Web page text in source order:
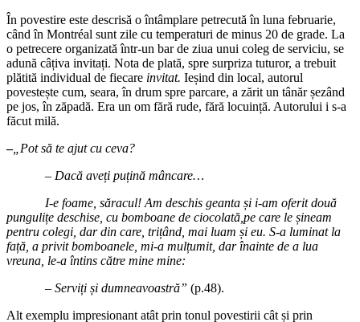
În povestire este descrisă o întâmplare petrecută în luna februarie,
când în Montréal sunt zile cu temperaturi de minus 20 de grade. La
o petrecere organizată într-un bar de ziua unui coleg de serviciu, se
adună câțiva invitați. Nota de plată, spre surpriza tuturor, a trebuit
plătită individual de fiecare invitat. Ieșind din local, autorul
povestește cum, seara, în drum spre parcare, a zărit un tânăr șezând
pe jos, în zăpadă. Era un om fără rude, fără locuință. Autorului i s-a
făcut milă.
–„Pot să te ajut cu ceva?
– Dacă aveți puțină mâncare…
I-e foame, săracul! Am deschis geanta și i-am oferit două
pungulițe deschise, cu bomboane de ciocolată,pe care le șineam
pentru colegi, dar din care, trițând, mai luam și eu. S-a luminat la
față, a privit bomboanele, mi-a mulțumit, dar înainte de a lua
vreuna, le-a întins către mine mine:
– Serviți și dumneavoastră” (p.48).
Alt exemplu impresionant atât prin tonul povestirii cât și prin